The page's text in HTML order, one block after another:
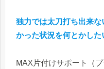
独力では太刀打ち出来
かった状況を何とかした
MAX片付けサポート（